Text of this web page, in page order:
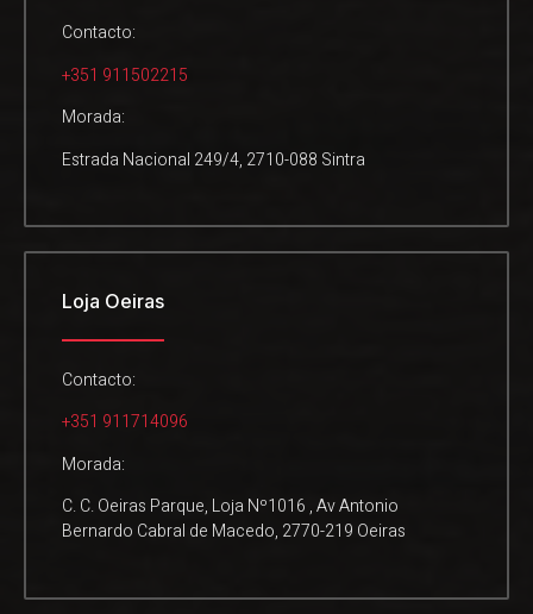
Contacto:
+351 911502215
Morada:
Estrada Nacional 249/4, 2710-088 Sintra
Loja Oeiras
Contacto:
+351 911714096
Morada:
C. C. Oeiras Parque, Loja Nº1016 , Av Antonio
Bernardo Cabral de Macedo, 2770-219 Oeiras